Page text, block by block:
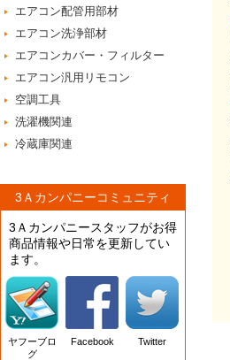
エアコン配管用部材
エアコン洗浄部材
エアコンカバー・フィルター
エアコン汎用リモコン
空調工具
洗濯機関連
冷蔵庫関連
3Ａカンパニーコミュニティ
3Ａカンパニースタッフがお得
商品情報や日常を更新してい
ます。
ヤフーブロ
グ
Facebook Twitter